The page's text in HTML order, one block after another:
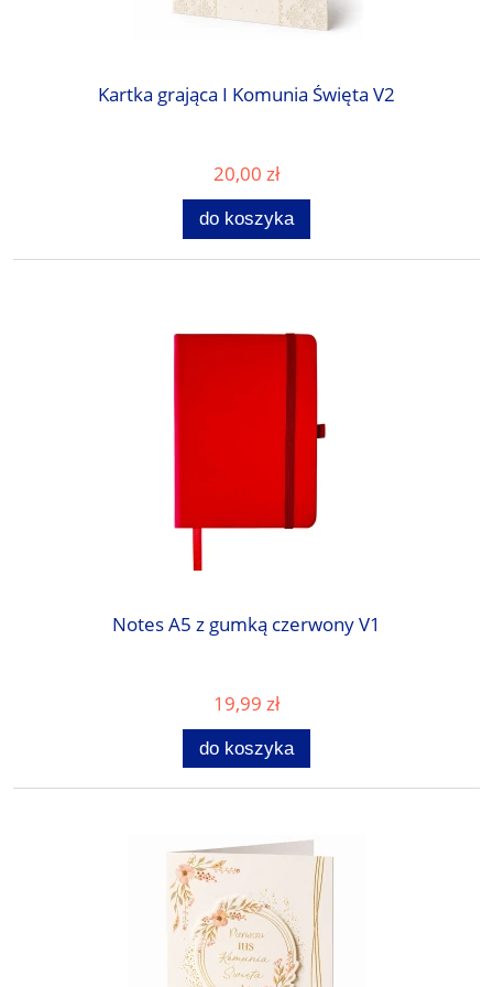
Kartka grająca I Komunia Święta V2
20,00 zł
do koszyka
Notes A5 z gumką czerwony V1
19,99 zł
do koszyka